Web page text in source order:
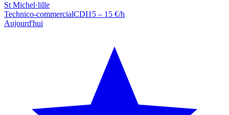
St Michel·lille
Technico-commercialCDI15 – 15 €/h
Aujourd'hui